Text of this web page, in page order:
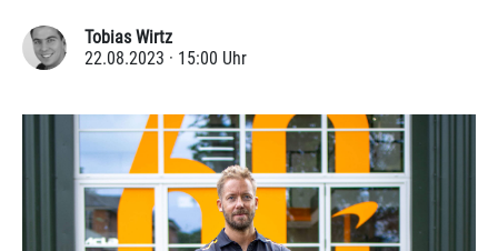
Tobias Wirtz
22.08.2023 · 15:00 Uhr